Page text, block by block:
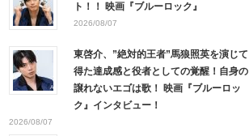
ト！！ 映画『ブルーロック』
2026/08/07
東啓介、”絶対的王者”馬狼照英を演じて
得た達成感と役者としての覚醒！自身の
譲れないエゴは歌！ 映画『ブルーロッ
ク』インタビュー！
2026/08/07